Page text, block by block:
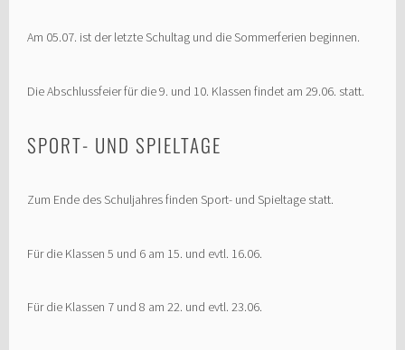
Am 05.07. ist der letzte Schultag und die Sommerferien beginnen.
Die Abschlussfeier für die 9. und 10. Klassen findet am 29.06. statt.
SPORT- UND SPIELTAGE
Zum Ende des Schuljahres finden Sport- und Spieltage statt.
Für die Klassen 5 und 6 am 15. und evtl. 16.06.
Für die Klassen 7 und 8 am 22. und evtl. 23.06.